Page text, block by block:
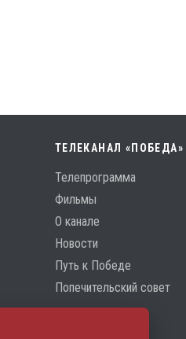
ТЕЛЕКАНАЛ «ПОБЕДА»
Телепрограмма
Фильмы
О канале
Новости
Путь к Победе
Попечительский совет